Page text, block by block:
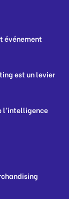
événement
est un levier
l’intelligence